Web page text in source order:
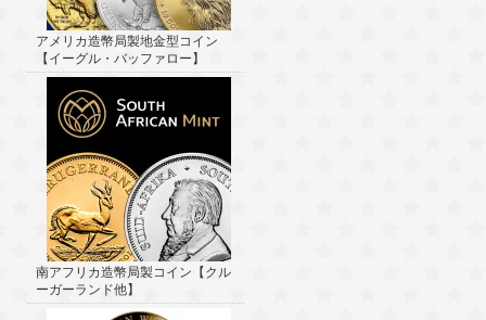
アメリカ造幣局製地金型コイン
【イーグル・バッファロー】
南アフリカ造幣局製コイン【クル
ーガーランド他】